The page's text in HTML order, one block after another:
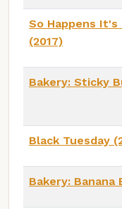
So Happens It's
(2017)
Bakery: Sticky
Black Tuesday
Bakery: Banana